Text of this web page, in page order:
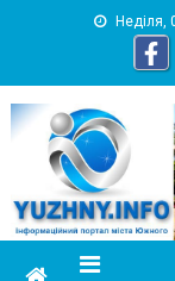
Неділя,